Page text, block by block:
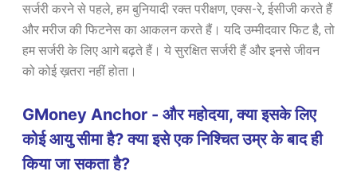
सर्जरी करने से पहले, हम बुनियादी रक्त परीक्षण, एक्स-रे, ईसीजी करते हैं
और मरीज की फिटनेस का आकलन करते हैं। यदि उम्मीदवार फिट है, तो
हम सर्जरी के लिए आगे बढ़ते हैं। ये सुरक्षित सर्जरी हैं और इनसे जीवन
को कोई ख़तरा नहीं होता।
GMoney Anchor - और महोदया, क्या इसके लिए
कोई आयु सीमा है? क्या इसे एक निश्चित उम्र के बाद ही
किया जा सकता है?